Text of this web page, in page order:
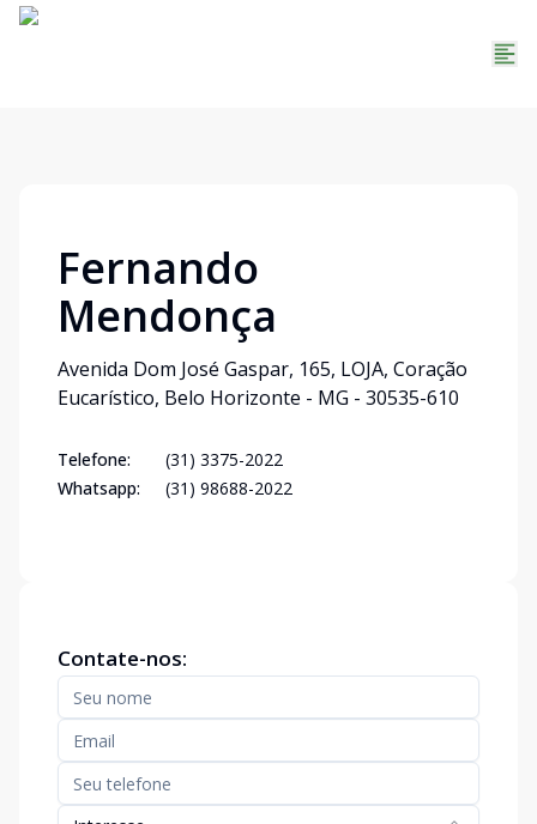
Fernando
Mendonça
Avenida Dom José Gaspar, 165, LOJA, Coração
Eucarístico, Belo Horizonte - MG - 30535-610
Telefone:
(31) 3375-2022
Whatsapp:
(31) 98688-2022
Contate-nos: